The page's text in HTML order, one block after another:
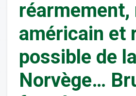
américain et
possible de la
Norvège…